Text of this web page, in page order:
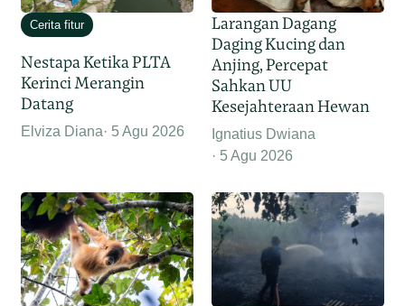
Cerita fitur
Nestapa Ketika PLTA
Kerinci Merangin
Datang
Elviza Diana 5 Agu 2026
Larangan Dagang
Daging Kucing dan
Anjing, Percepat
Sahkan UU
Kesejahteraan Hewan
Ignatius Dwiana
5 Agu 2026